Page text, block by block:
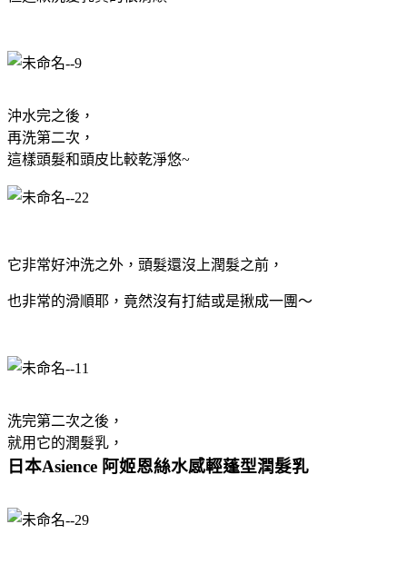
沖水完之後，
再洗第二次，
這樣頭髮和頭皮比較乾淨悠~
它非常好沖洗之外，頭髮還沒上潤髮之前，
也非常的滑順耶，竟然沒有打結或是揪成一團～
洗完第二次之後，
就用它的潤髮乳，
日本Asience 阿姬恩絲水感輕蓬型潤髮乳